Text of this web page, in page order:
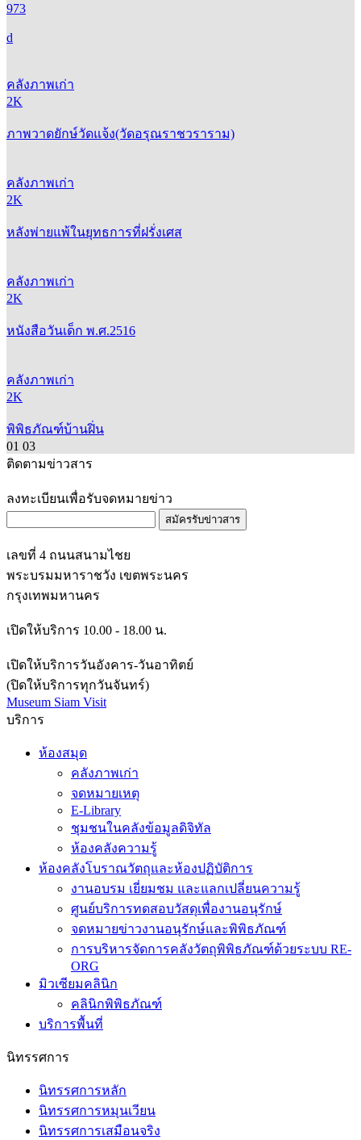
973
d
คลังภาพเก่า
2K
ภาพวาดยักษ์วัดแจ้ง(วัดอรุณราชวราราม)
คลังภาพเก่า
2K
หลังพ่ายแพ้ในยุทธการที่ฝรั่งเศส
คลังภาพเก่า
2K
หนังสือวันเด็ก พ.ศ.2516
คลังภาพเก่า
2K
พิพิธภัณฑ์บ้านฝิ่น
01 03
ติดตามข่าวสาร
ลงทะเบียนเพื่อรับจดหมายข่าว
สมัครรับข่าวสาร
เลขที่ 4 ถนนสนามไชย
พระบรมมหาราชวัง เขตพระนคร
กรุงเทพมหานคร
เปิดให้บริการ 10.00 - 18.00 น.
เปิดให้บริการวันอังคาร-วันอาทิตย์
(ปิดให้บริการทุกวันจันทร์)
Museum Siam Visit
บริการ
ห้องสมุด
คลังภาพเก่า
จดหมายเหตุ
E-Library
ชุมชนในคลังข้อมูลดิจิทัล
ห้องคลังความรู้
ห้องคลังโบราณวัตถุและห้องปฏิบัติการ
งานอบรม เยี่ยมชม และแลกเปลี่ยนความรู้
ศูนย์บริการทดสอบวัสดุเพื่องานอนุรักษ์
จดหมายข่าวงานอนุรักษ์และพิพิธภัณฑ์
การบริหารจัดการคลังวัตถุพิพิธภัณฑ์ด้วยระบบ RE-
ORG
มิวเซียมคลินิก
คลินิกพิพิธภัณฑ์
บริการพื้นที่
นิทรรศการ
นิทรรศการหลัก
นิทรรศการหมุนเวียน
นิทรรศการเสมือนจริง